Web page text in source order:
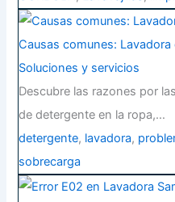
Causas comunes:
Soluciones y servicios
Descubre las razones por
de detergente en la ropa,…
detergente, lavadora,
sobrecarga